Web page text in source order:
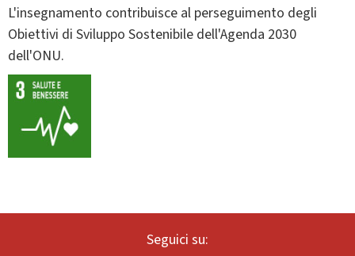
L'insegnamento contribuisce al perseguimento degli
Obiettivi di Sviluppo Sostenibile dell'Agenda 2030
dell'ONU.
Seguici su: